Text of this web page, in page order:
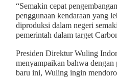
“Semakin cepat
penggunaan kendaraan yang
diproduksi dalam negeri
pemerintah dalam target
Presiden Direktur Wuling
menyampaikan bahwa
baru ini, Wuling ingin